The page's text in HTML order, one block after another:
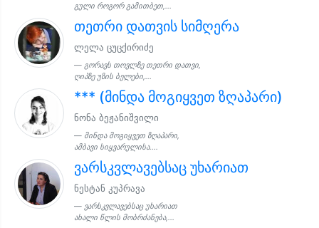
გული როგორ გამითბეთ,...
თეთრი დათვის სიმღერა
ლელა ცუცქირიძე
გორავს თოვლზე თეთრი დათვი,
ღიპზე უზის ბელები,...
*** (მინდა მოგიყვეთ ზღაპარი)
ნონა ბეჟანიშვილი
მინდა მოგიყვეთ ზღაპარი,
ამბავი სიყვარულისა....
ვარსკვლავებსაც უხარიათ
ნესტან კუპრავა
ვარსკვლავებსაც უხარიათ
ახალი წლის მობრძანება,...